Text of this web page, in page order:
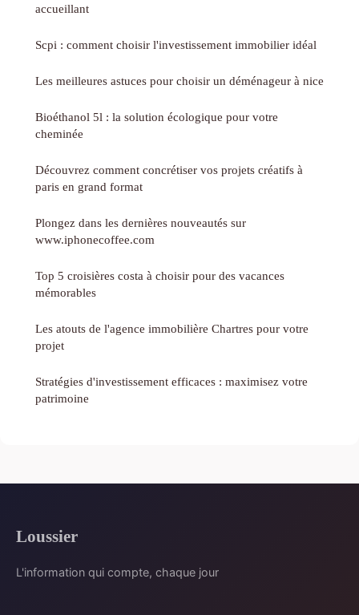
accueillant
Scpi : comment choisir l'investissement immobilier idéal
Les meilleures astuces pour choisir un déménageur à nice
Bioéthanol 5l : la solution écologique pour votre
cheminée
Découvrez comment concrétiser vos projets créatifs à
paris en grand format
Plongez dans les dernières nouveautés sur
www.iphonecoffee.com
Top 5 croisières costa à choisir pour des vacances
mémorables
Les atouts de l'agence immobilière Chartres pour votre
projet
Stratégies d'investissement efficaces : maximisez votre
patrimoine
Loussier
L'information qui compte, chaque jour